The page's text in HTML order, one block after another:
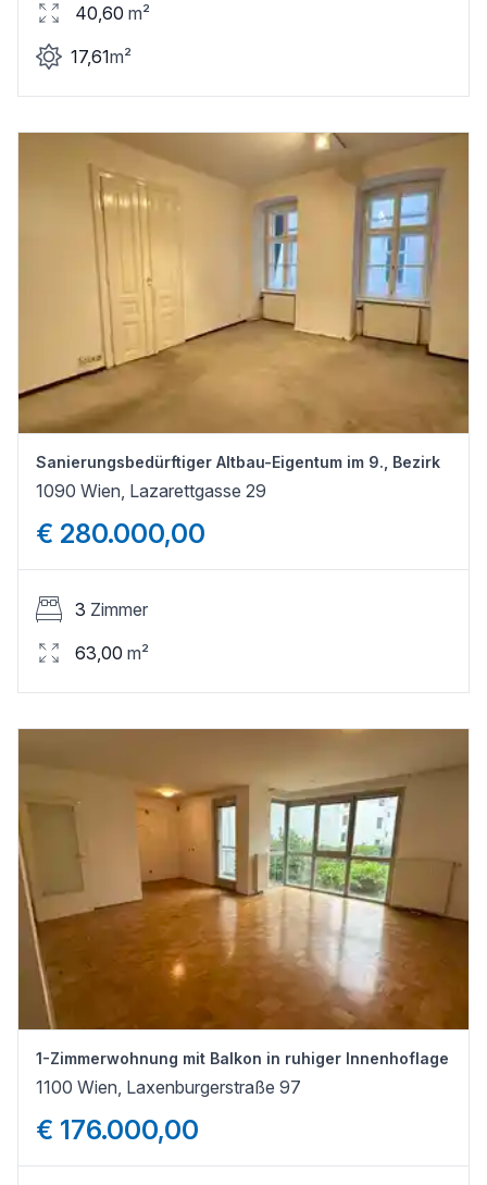
40,60 m²
17,61m²
Sanierungsbedürftiger Altbau-Eigentum im 9., Bezirk
1090 Wien, Lazarettgasse 29
€ 280.000,00
3 Zimmer
63,00 m²
1-Zimmerwohnung mit Balkon in ruhiger Innenhoflage
1100 Wien, Laxenburgerstraße 97
€ 176.000,00